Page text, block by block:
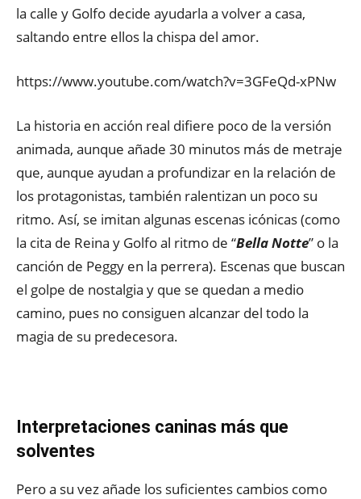
la calle y Golfo decide ayudarla a volver a casa,
saltando entre ellos la chispa del amor.
https://www.youtube.com/watch?v=3GFeQd-xPNw
La historia en acción real difiere poco de la versión
animada, aunque añade 30 minutos más de metraje
que, aunque ayudan a profundizar en la relación de
los protagonistas, también ralentizan un poco su
ritmo. Así, se imitan algunas escenas icónicas (como
la cita de Reina y Golfo al ritmo de “Bella Notte” o la
canción de Peggy en la perrera). Escenas que buscan
el golpe de nostalgia y que se quedan a medio
camino, pues no consiguen alcanzar del todo la
magia de su predecesora.
Interpretaciones caninas más que
solventes
Pero a su vez añade los suficientes cambios como